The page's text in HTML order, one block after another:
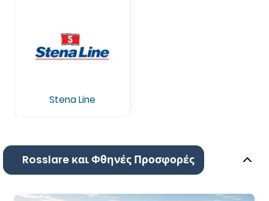
Stena Line
Rosslare και Φθηνές Προσφορές